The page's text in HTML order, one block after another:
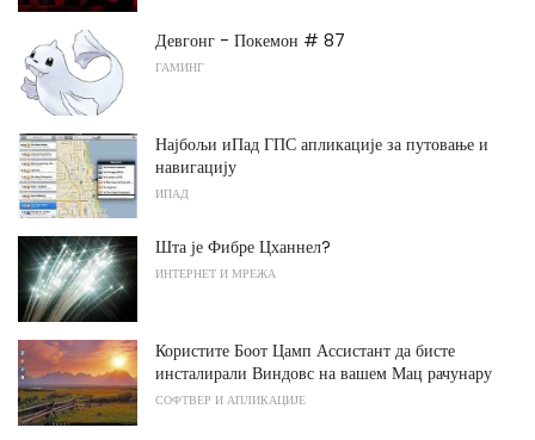
Девгонг - Покемон # 87
ГАМИНГ
Најбољи иПад ГПС апликације за путовање и
навигацију
ИПАД
Шта је Фибре Цханнел?
ИНТЕРНЕТ И МРЕЖА
Користите Боот Цамп Ассистант да бисте
инсталирали Виндовс на вашем Мац рачунару
СОФТВЕР И АПЛИКАЦИЈЕ